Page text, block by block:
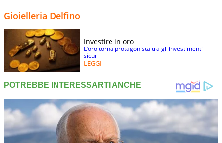
Gioielleria Delfino
Investire in oro
L’oro torna protagonista tra gli investimenti
sicuri
LEGGI